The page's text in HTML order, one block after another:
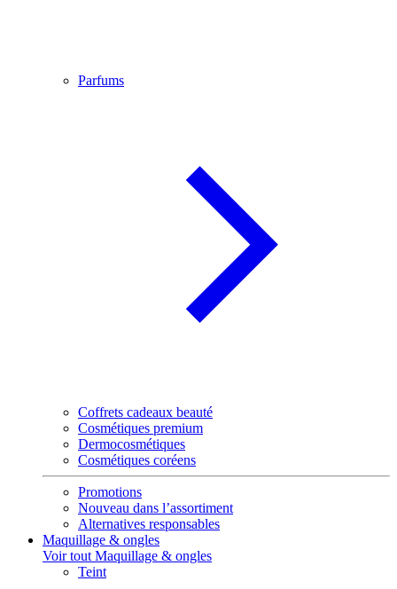
Parfums
Coffrets cadeaux beauté
Cosmétiques premium
Dermocosmétiques
Cosmétiques coréens
Promotions
Nouveau dans l’assortiment
Alternatives responsables
Maquillage & ongles
Voir tout Maquillage & ongles
Teint